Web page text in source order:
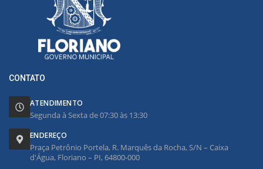
CONTATO
ATENDIMENTO
Segunda à Sexta de 07:30 às 13:30
ENDEREÇO
Praça Petrônio Portela, R. Marquês da Rocha, S/N – Caixa
d'Água, Floriano – PI, 64800-000